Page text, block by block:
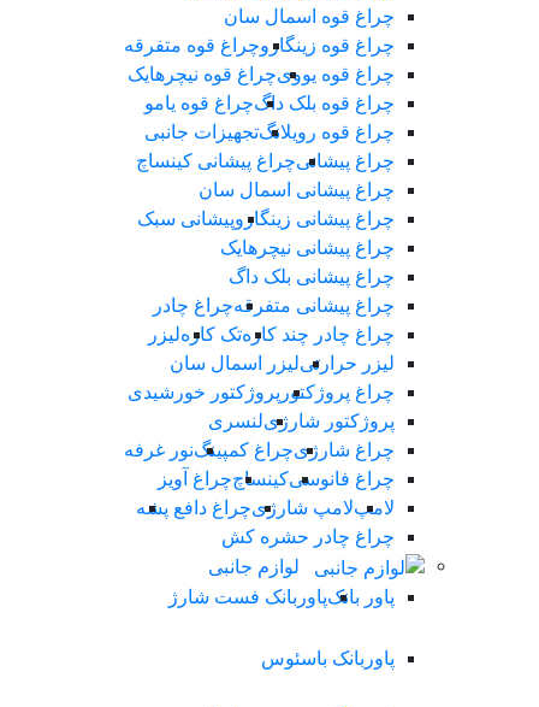
چراغ قوه اسمال سان
چراغ قوه زینگاروچراغ قوه متفرقه
چراغ قوه یوویچراغ قوه نیچرهایک
چراغ قوه بلک‌ داگچراغ قوه یامو
چراغ قوه رویلانگتجهیزات جانبی
چراغ پیشانیچراغ پیشانی کینساچ
چراغ پیشانی اسمال سان
چراغ پیشانی زینگاروپیشانی سبک
چراغ پیشانی نیچرهایک
چراغ پیشانی بلک داگ
چراغ پیشانی متفرقهچراغ چادر
چراغ چادر چند کارهتک کارهلیزر
لیزر حرارتیلیزر اسمال سان
چراغ پروژکتور پروژکتور خورشیدی
پروژکتور شارژیلنسری
چراغ شارژیچراغ کمپینگنور غرفه
چراغ فانوسیکینساچچراغ آویز
لامپلامپ شارژیچراغ دافع پشه
چراغ چادر حشره کش
لوازم جانبی
پاور بانکپاوربانک فست شارژ
پاوربانک باسئوس